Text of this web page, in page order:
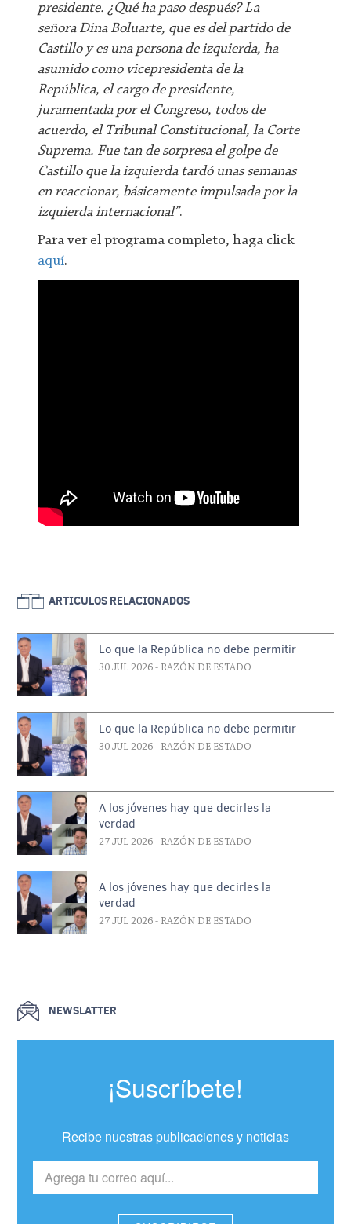
presidente. ¿Qué ha paso después? La
señora Dina Boluarte, que es del partido de
Castillo y es una persona de izquierda, ha
asumido como vicepresidenta de la
República, el cargo de presidente,
juramentada por el Congreso, todos de
acuerdo, el Tribunal Constitucional, la Corte
Suprema. Fue tan de sorpresa el golpe de
Castillo que la izquierda tardó unas semanas
en reaccionar, básicamente impulsada por la
izquierda internacional”.
Para ver el programa completo, haga click
aquí.
ARTICULOS RELACIONADOS
Lo que la República no debe permitir
30 JUL 2026 - RAZÓN DE ESTADO
Lo que la República no debe permitir
30 JUL 2026 - RAZÓN DE ESTADO
A los jóvenes hay que decirles la
verdad
27 JUL 2026 - RAZÓN DE ESTADO
A los jóvenes hay que decirles la
verdad
27 JUL 2026 - RAZÓN DE ESTADO
NEWSLATTER
¡Suscríbete!
Recibe nuestras publicaciones y noticias